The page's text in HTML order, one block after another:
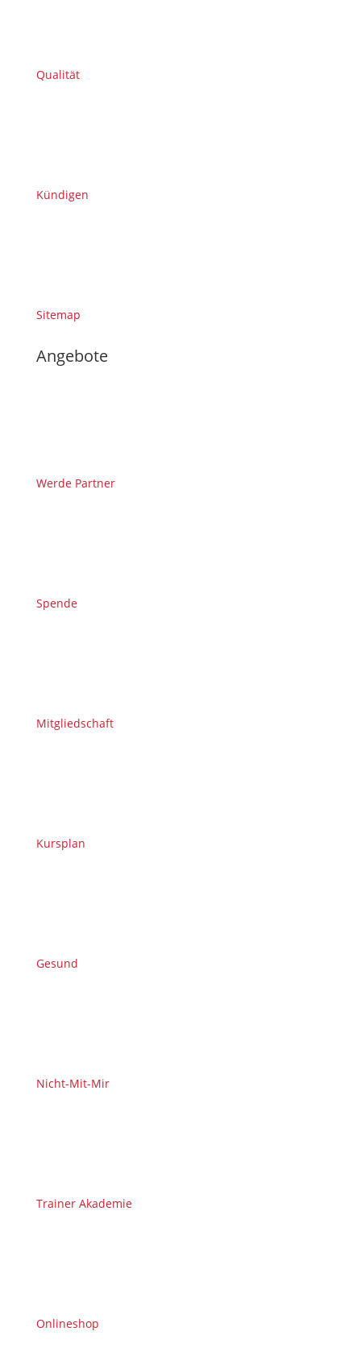
Qualität
Kündigen
Sitemap
Angebote
Werde Partner
Spende
Mitgliedschaft
Kursplan
Gesund
Nicht-Mit-Mir
Trainer Akademie
Onlineshop